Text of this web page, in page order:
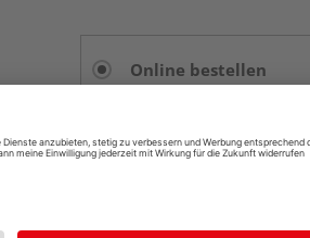
Online bestellen